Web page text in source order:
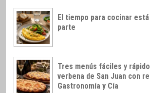
El tiempo para cocinar
parte
Tres menús fáciles y
verbena de San Juan con
Gastronomía y Cía